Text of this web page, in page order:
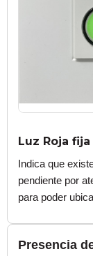
Luz Roja fija
Indica que
pendiente por
para poder
Presencia